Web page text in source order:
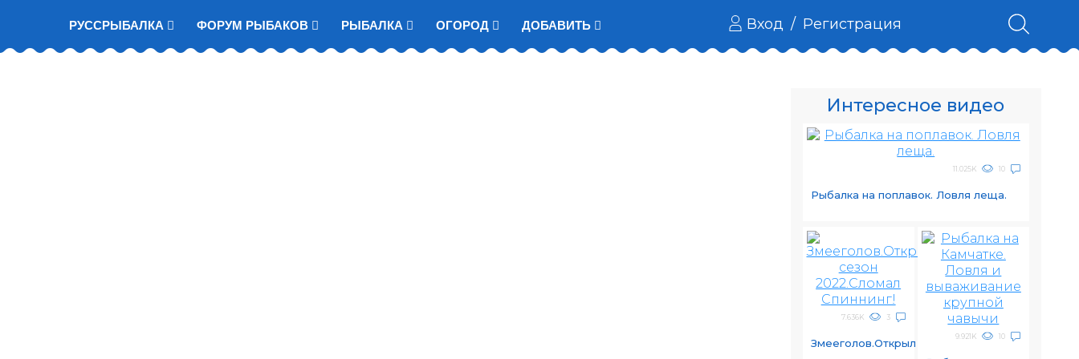
РУССРЫБАЛКА ФОРУМ РЫБАКОВ РЫБАЛКА ОГОРОД ДОБАВИТЬ Вход / Регистрация
Интересное видео
11.025K 10
Рыбалка на поплавок. Ловля леща.
7.636K 3
Змееголов.Открыл
9.921K 10